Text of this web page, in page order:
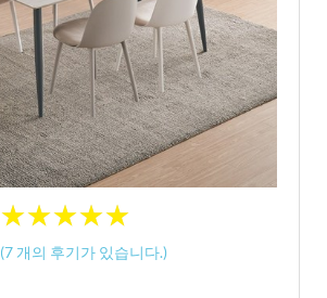
★★★★★
★★★★★
(7 개의 후기가 있습니다.)